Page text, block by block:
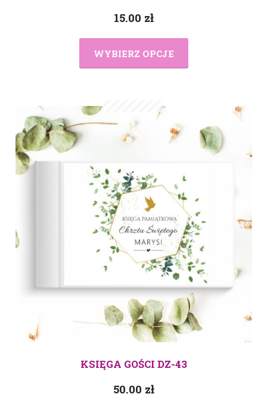
15.00 zł
WYBIERZ OPCJE
KSIĘGA GOŚCI DZ-43
50.00 zł